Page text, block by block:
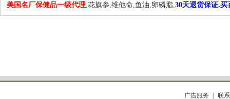
美国名厂保健品一级代理,花旗参,维他命,鱼油,卵磷脂,30天退货保证.买
广告服务 联